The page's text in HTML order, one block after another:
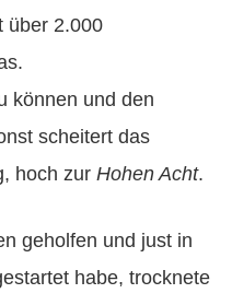
über 2.000
können und den
scheitert das
hoch zur Hohen Acht.
geholfen und just in
habe, trocknete